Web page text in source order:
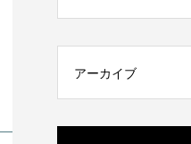
アーカイブ